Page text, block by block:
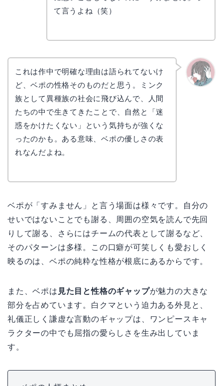
て言うよね（笑）
これは作中で明確な理由は語られてないけ
ど、ベポの性格そのものだと思う。ミンク
族として異種族の社会に飛び込んで、人間
たちの中で生きてきたことで、自然と「迷
惑をかけたくない」という気持ちが強くな
ったのかも。ある意味、ベポの優しさの表
れなんだよね。
ベポが「すみません」と言う場面は様々です。自分の
せいではないことでも謝る、周囲の空気を読んで先回
りして謝る、さらにはチームの代表として謝るなど、
そのパターンは多様。この口癖が可笑しくも愛おしく
映るのは、ベポの純粋な性格が根底にあるからです。
また、ベポは 見た目と性格のギャップが魅力の大きな
部分を占めています。白クマという迫力ある外見と、
礼儀正しく謙虚な言動のギャップは、ワンピースキャ
ラクターの中でも屈指の愛らしさを生み出していま
す。